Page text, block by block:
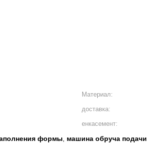
Материал:
доставка:
енкасемент:
формы, машина обруча подачи